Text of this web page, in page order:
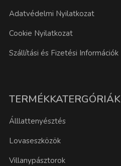
Adatvédelmi Nyilatkozat
Cookie Nyilatkozat
Szállítási és Fizetési Információk
TERMÉKKATERGÓRIÁK
Álllattenyésztés
Lovaseszközök
Villanypásztorok